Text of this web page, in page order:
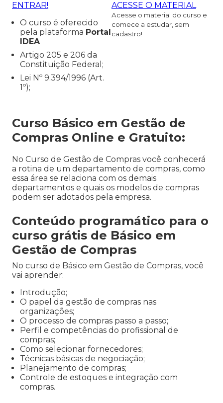
ENTRAR!
O curso é oferecido
pela plataforma Portal
IDEA
Artigo 205 e 206 da
Constituição Federal;
Lei Nº 9.394/1996 (Art.
1º);
ACESSE O MATERIAL
Acesse o material do curso e
comece a estudar, sem
cadastro!
Curso Básico em Gestão de
Compras Online e Gratuito:
No Curso de Gestão de Compras você conhecerá
a rotina de um departamento de compras, como
essa área se relaciona com os demais
departamentos e quais os modelos de compras
podem ser adotados pela empresa.
Conteúdo programático para o
curso grátis de Básico em
Gestão de Compras
No curso de Básico em Gestão de Compras, você
vai aprender:
Introdução;
O papel da gestão de compras nas
organizações;
O processo de compras passo a passo;
Perfil e competências do profissional de
compras;
Como selecionar fornecedores;
Técnicas básicas de negociação;
Planejamento de compras;
Controle de estoques e integração com
compras.